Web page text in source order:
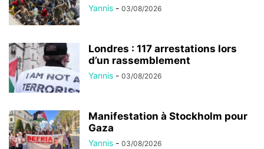
Yannis - 03/08/2026
Londres : 117 arrestations lors
d’un rassemblement
Yannis - 03/08/2026
Manifestation à Stockholm pour
Gaza
Yannis - 03/08/2026